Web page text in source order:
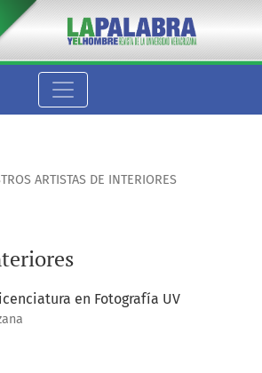
ARTISTAS DE INTERIORES
en Fotografía UV